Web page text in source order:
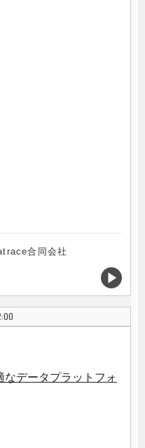
合同会社
データプラットフォ